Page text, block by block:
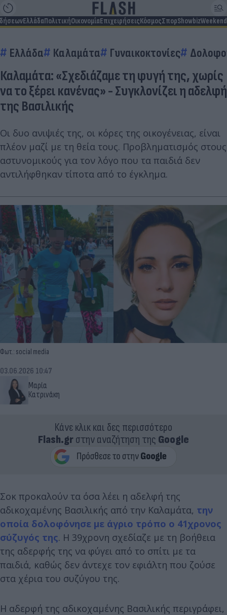
ΕλλάδαΠολιτικήΟικονομίαΕπιχειρήσειςΚόσμοςΣπορShowbizWeekend
Ελλάδα Καλαμάτα Γυναικοκτονίες
Καλαμάτα: «Σχεδιάζαμε τη φυγή της, χωρίς
να το ξέρει κανένας» - Συγκλονίζει η αδελφή
της Βασιλικής
Οι δυο ανιψιές της, οι κόρες της οικογένειας, είναι
πλέον μαζί με τη θεία τους. Προβληματισμός στους
αστυνομικούς για τον λόγο που τα παιδιά δεν
αντιλήφθηκαν τίποτα από το έγκλημα.
Φωτ.: social media
Μαρία
Κατρινάκη
03.06.2026 10:47
Κάνε κλικ και δες περισσότερο
Flash.grστην αναζήτηση της Google
Σοκ προκαλούν τα όσα λέει η αδελφή της
αδικοχαμένης Βασιλικής από την Καλαμάτα, την
οποία δολοφόνησε με άγριο τρόπο ο 41χρονος
σύζυγός της. Η 39χρονη σχεδίαζε με τη βοήθεια
της αδερφής της να φύγει από το σπίτι με τα
παιδιά, καθώς δεν άντεχε τον εφιάλτη που ζούσε
στα χέρια του συζύγου της.
Η αδερφή της αδικοχαμένης Βασιλικής περιγράφει,